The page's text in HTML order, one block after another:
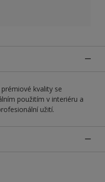
kvality se
použitím v interiéru a
užití.